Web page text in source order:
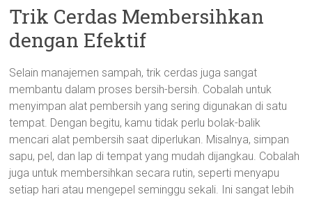
Trik Cerdas Membersihkan
dengan Efektif
Selain manajemen sampah, trik cerdas juga sangat
membantu dalam proses bersih-bersih. Cobalah untuk
menyimpan alat pembersih yang sering digunakan di satu
tempat. Dengan begitu, kamu tidak perlu bolak-balik
mencari alat pembersih saat diperlukan. Misalnya, simpan
sapu, pel, dan lap di tempat yang mudah dijangkau. Cobalah
juga untuk membersihkan secara rutin, seperti menyapu
setiap hari atau mengepel seminggu sekali. Ini sangat lebih